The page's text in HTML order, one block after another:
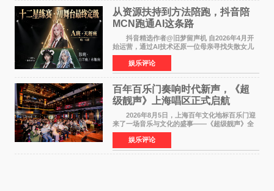
从资源扶持到方法陪跑，抖音陪
MCN跑通AI这条路
抖音精选作者@旧梦留声机 自2026年4月开
始运营，通过AI技术还原一位母亲寻找失散女儿
的故事，凭借强情感表达获得大量用户关注，发
布仅21小时便获得超1亿曝光、超1000万互动。
此后，账号持续沿
娱乐评论
百年百乐门奏响时代新声，《超
级靓声》上海唱区正式启航
2026年8月5日，上海百年文化地标百乐门迎
来了一场音乐与文化的盛事——《超级靓声》全
国励志音乐公益节目上海唱区新闻发布会暨启动
仪式在此隆重举行。各界领导、嘉宾与媒体朋友
齐聚一堂，共同
娱乐评论